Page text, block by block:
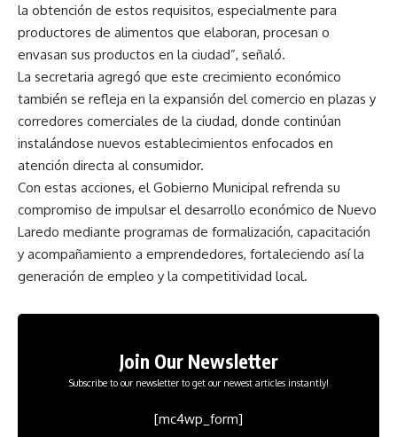
la obtención de estos requisitos, especialmente para
productores de alimentos que elaboran, procesan o
envasan sus productos en la ciudad”, señaló.
La secretaria agregó que este crecimiento económico
también se refleja en la expansión del comercio en plazas y
corredores comerciales de la ciudad, donde continúan
instalándose nuevos establecimientos enfocados en
atención directa al consumidor.
Con estas acciones, el Gobierno Municipal refrenda su
compromiso de impulsar el desarrollo económico de Nuevo
Laredo mediante programas de formalización, capacitación
y acompañamiento a emprendedores, fortaleciendo así la
generación de empleo y la competitividad local.
Join Our Newsletter
Subscribe to our newsletter to get our newest articles instantly!
[mc4wp_form]